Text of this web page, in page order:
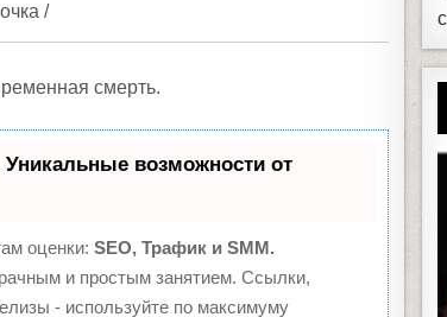
/
смерть.
возможности от
оценки:SEO, Трафик и SMM.
и простым занятием. Ссылки,
- используйте по максимуму